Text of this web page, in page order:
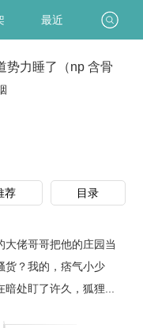
最近
势力睡了（np 含骨
荐 目录
佬哥哥把他的庄园当
货？我的，痞气小少
处盯了许久，狐狸...